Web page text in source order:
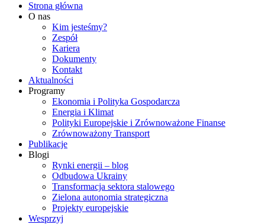
Strona główna
O nas
Kim jesteśmy?
Zespół
Kariera
Dokumenty
Kontakt
Aktualności
Programy
Ekonomia i Polityka Gospodarcza
Energia i Klimat
Polityki Europejskie i Zrównoważone Finanse
Zrównoważony Transport
Publikacje
Blogi
Rynki energii – blog
Odbudowa Ukrainy
Transformacja sektora stalowego
Zielona autonomia strategiczna
Projekty europejskie
Wesprzyj